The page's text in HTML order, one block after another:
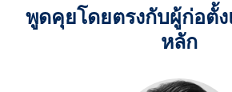
พูดคุยโดยตรงกับผู้ก่อตั้
หลัก